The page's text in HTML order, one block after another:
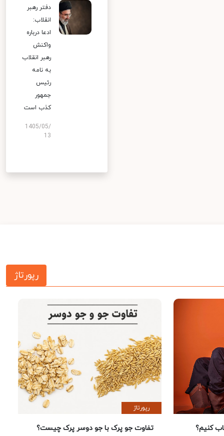
دفتر رهبر
انقلاب:
ادعا درباره
واکنش
رهبر انقلاب
به نامه
رئیس
جمهور
کذب است
1405/05/
13
رپورتاژ
کنیم؟
رپورتاژ
تفاوت جو پرک با جو دوسر پرک چیست؟